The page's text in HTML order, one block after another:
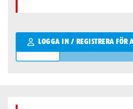
LOGGA IN / REGISTRERA FÖR
Qantity